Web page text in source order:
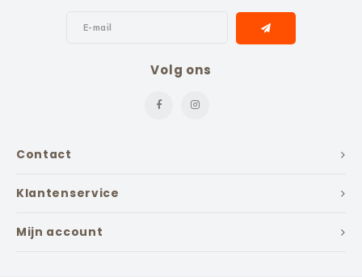
Contact
Volg ons
Klantenservice
Mijn account